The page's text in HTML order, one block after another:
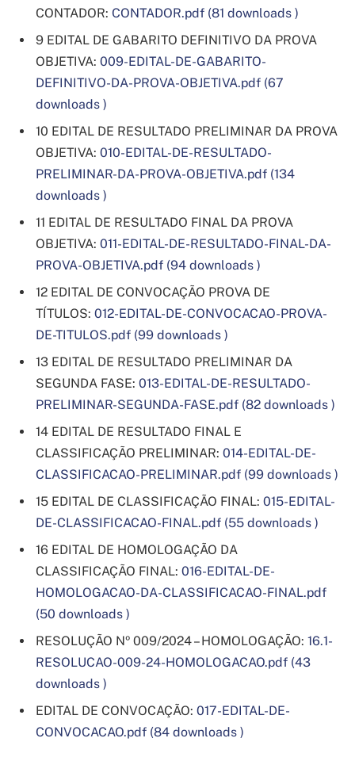
CONTADOR: CONTADOR.pdf (81 downloads )
9 EDITAL DE GABARITO DEFINITIVO DA PROVA
OBJETIVA: 009-EDITAL-DE-GABARITO-
DEFINITIVO-DA-PROVA-OBJETIVA.pdf (67
downloads )
10 EDITAL DE RESULTADO PRELIMINAR DA PROVA
OBJETIVA: 010-EDITAL-DE-RESULTADO-
PRELIMINAR-DA-PROVA-OBJETIVA.pdf (134
downloads )
11 EDITAL DE RESULTADO FINAL DA PROVA
OBJETIVA: 011-EDITAL-DE-RESULTADO-FINAL-DA-
PROVA-OBJETIVA.pdf (94 downloads )
12 EDITAL DE CONVOCAÇÃO PROVA DE
TÍTULOS: 012-EDITAL-DE-CONVOCACAO-PROVA-
DE-TITULOS.pdf (99 downloads )
13 EDITAL DE RESULTADO PRELIMINAR DA
SEGUNDA FASE: 013-EDITAL-DE-RESULTADO-
PRELIMINAR-SEGUNDA-FASE.pdf (82 downloads )
14 EDITAL DE RESULTADO FINAL E
CLASSIFICAÇÃO PRELIMINAR: 014-EDITAL-DE-
CLASSIFICACAO-PRELIMINAR.pdf (99 downloads )
15 EDITAL DE CLASSIFICAÇÃO FINAL: 015-EDITAL-
DE-CLASSIFICACAO-FINAL.pdf (55 downloads )
16 EDITAL DE HOMOLOGAÇÃO DA
CLASSIFICAÇÃO FINAL: 016-EDITAL-DE-
HOMOLOGACAO-DA-CLASSIFICACAO-FINAL.pdf
(50 downloads )
RESOLUÇÃO Nº 009/2024 – HOMOLOGAÇÃO: 16.1-
RESOLUCAO-009-24-HOMOLOGACAO.pdf (43
downloads )
EDITAL DE CONVOCAÇÃO: 017-EDITAL-DE-
CONVOCACAO.pdf (84 downloads )